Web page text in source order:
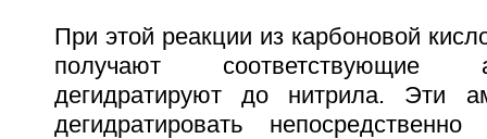
При этой реакции из карбоновой
получают соответствующие
дегидратируют до нитрила. Эти
дегидратировать